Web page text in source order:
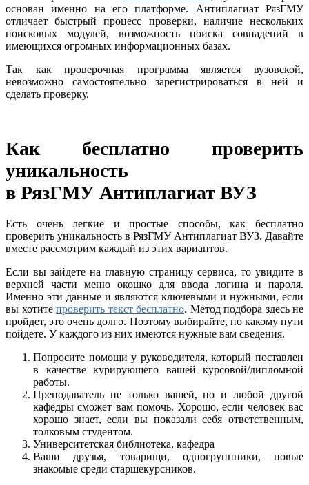
основан именно на его платформе. Антиплагиат РязГМУ
отличает быстрый процесс проверки, наличие нескольких
поисковых модулей, возможность поиска совпадений в
имеющихся огромных информационных базах.
Так как проверочная программа является вузовской,
невозможно самостоятельно зарегистрироваться в ней и
сделать проверку.
Как бесплатно проверить
уникальность
в РязГМУ Антиплагиат ВУЗ
Есть очень легкие и простые способы, как бесплатно
проверить уникальность в РязГМУ Антиплагиат ВУЗ. Давайте
вместе рассмотрим каждый из этих вариантов.
Если вы зайдете на главную страницу сервиса, то увидите в
верхней части меню окошко для ввода логина и пароля.
Именно эти данные и являются ключевыми и нужными, если
вы хотите проверить текст бесплатно. Метод подбора здесь не
пройдет, это очень долго. Поэтому выбирайте, по какому пути
пойдете. У каждого из них имеются нужные вам сведения.
Попросите помощи у руководителя, который поставлен
в качестве курирующего вашей курсовой/дипломной
работы.
Преподаватель не только вашей, но и любой другой
кафедры сможет вам помочь. Хорошо, если человек вас
хорошо знает, если вы показали себя ответственным,
толковым студентом.
Университетская библиотека, кафедра
Ваши друзья, товарищи, одногруппники, новые
знакомые среди старшекурсников.